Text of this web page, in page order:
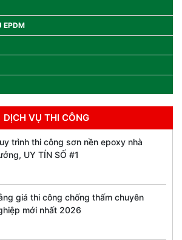
EPDM
DỊCH VỤ THI CÔNG
trình thi công sơn nền epoxy nhà
UY TÍN SỐ #1
giá thi công chống thấm chuyên
mới nhất 2026